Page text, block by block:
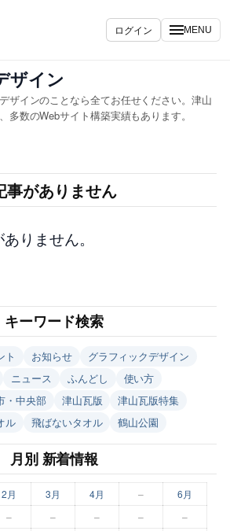
ログイン MENU
ザイン
ザインのことなら全てお任せください。津山
多数のWebサイト構築実績もあります。
事がありません
りません。
キーワード検索
ト お知らせ
グラフィックデザイン
ニュース ふんどし
使い方
・中央部 津山瓦版
津山瓦版特集
ル 飛ばないタオル 鶴山公園
月別 新着情報
2月 3月 4月 –
6月
– – – – –